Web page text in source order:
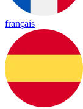
français